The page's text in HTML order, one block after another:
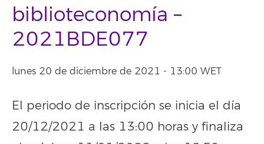
biblioteconomía –
2021BDE077
lunes 20 de diciembre de 2021 - 13:00 WET
El periodo de inscripción se inicia el día
20/12/2021 a las 13:00 horas y finaliza